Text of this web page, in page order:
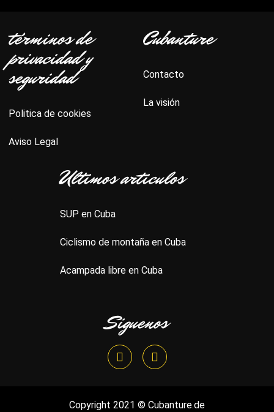
términos de
privacidad y
seguridad
Politica de cookies
Aviso Legal
Cubanture
Contacto
La visión
Ultimos articulos
SUP en Cuba
Ciclismo de montaña en Cuba
Acampada libre en Cuba
Siguenos
Copyright 2021 © Cubanture.de